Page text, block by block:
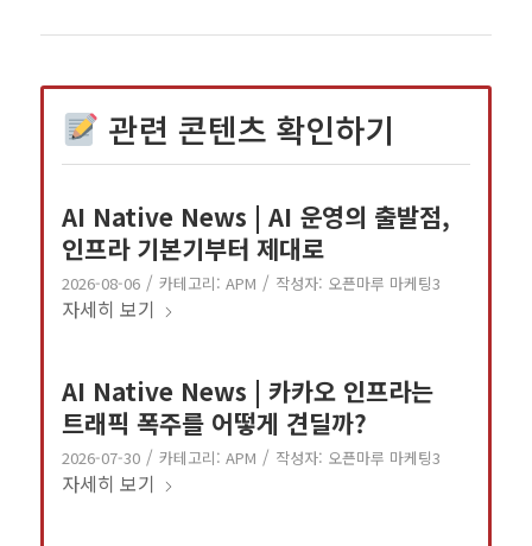
관련 콘텐츠 확인하기
AI Native News | AI 운영의 출발점,
인프라 기본기부터 제대로
2026-08-06 / 카테고리: APM / 작성자: 오픈마루 마케팅3
자세히 보기
AI Native News | 카카오 인프라는
트래픽 폭주를 어떻게 견딜까?
2026-07-30 / 카테고리: APM / 작성자: 오픈마루 마케팅3
자세히 보기